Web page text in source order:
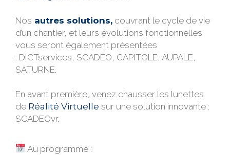
Nos autres solutions, couvrant le cycle de vie
d’un chantier, et leurs évolutions fonctionnelles
vous seront également présentées
: DICTservices, SCADEO, CAPITOLE, AUPALE,
SATURNE.
En avant première, venez chausser les lunettes
de Réalité Virtuelle sur une solution innovante :
SCADEOvr.
Au programme :